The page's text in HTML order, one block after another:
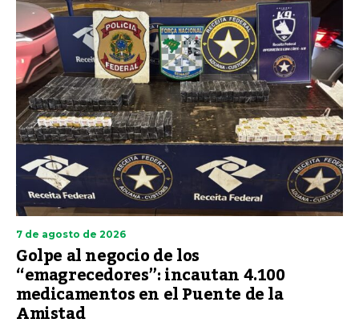
7 de agosto de 2026
Golpe al negocio de los
“emagrecedores”: incautan 4.100
medicamentos en el Puente de la
Amistad